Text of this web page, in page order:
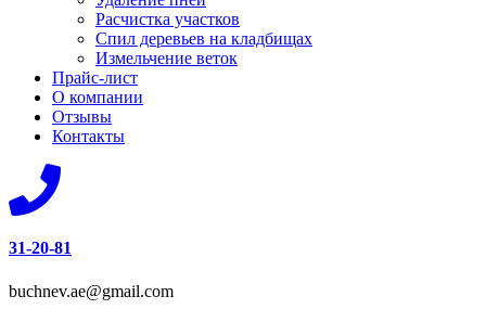
Расчистка участков
Спил деревьев на кладбищах
Измельчение веток
Прайс-лист
О компании
Отзывы
Контакты
31-20-81
buchnev.ae@gmail.com